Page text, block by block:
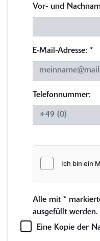
Vor- und
E-Mail-Adresse: *
Telefonnummer:
Alle mit *
ausgefüllt werden.
Eine Kopie der